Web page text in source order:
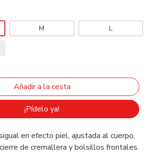
M L
¡Pídelo ya!
en efecto piel, ajustada al cuerpo,
de cremallera y bolsillos frontales.